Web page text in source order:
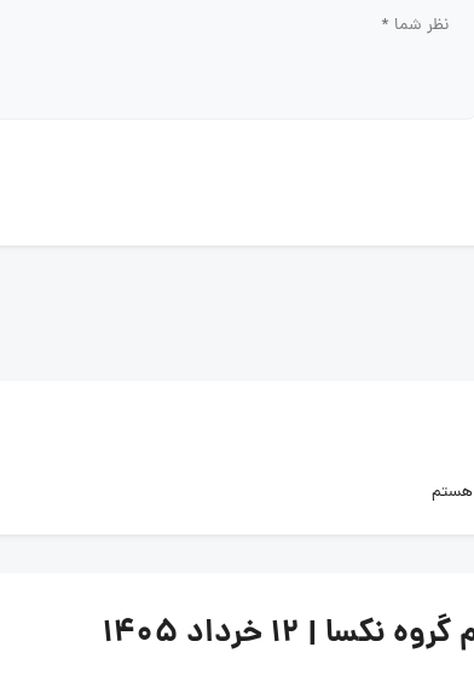
هستم
۱۲ خرداد ۱۴۰۵